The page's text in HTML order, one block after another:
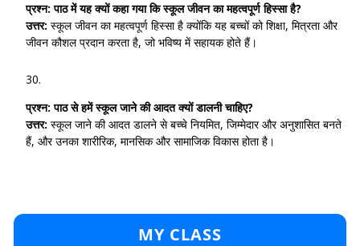
प्रश्न: पाठ में यह क्यों कहा गया कि स्कूल जीवन का महत्वपूर्ण हिस्सा है?
उत्तर: स्कूल जीवन का महत्वपूर्ण हिस्सा है क्योंकि यह बच्चों को शिक्षा, मित्रता और
जीवन कौशल प्रदान करता है, जो भविष्य में सहायक होते हैं।
प्रश्न: पाठ से हमें स्कूल जाने की आदत क्यों डालनी चाहिए?
उत्तर: स्कूल जाने की आदत डालने से बच्चे नियमित, जिम्मेदार और अनुशासित बनते
हैं, और उनका शारीरिक, मानसिक और सामाजिक विकास होता है।
MY CLASS